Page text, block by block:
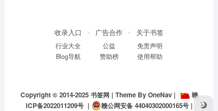
收录入口
行业大全
Blog导航
广告合作
公益
赞助榜
关于书签
免责声明
使用帮助
Copyright © 2014-2025 书签网 | Theme By OneNav|
赣
ICP备2022011209号| 赣公网安备 44040302000165号|